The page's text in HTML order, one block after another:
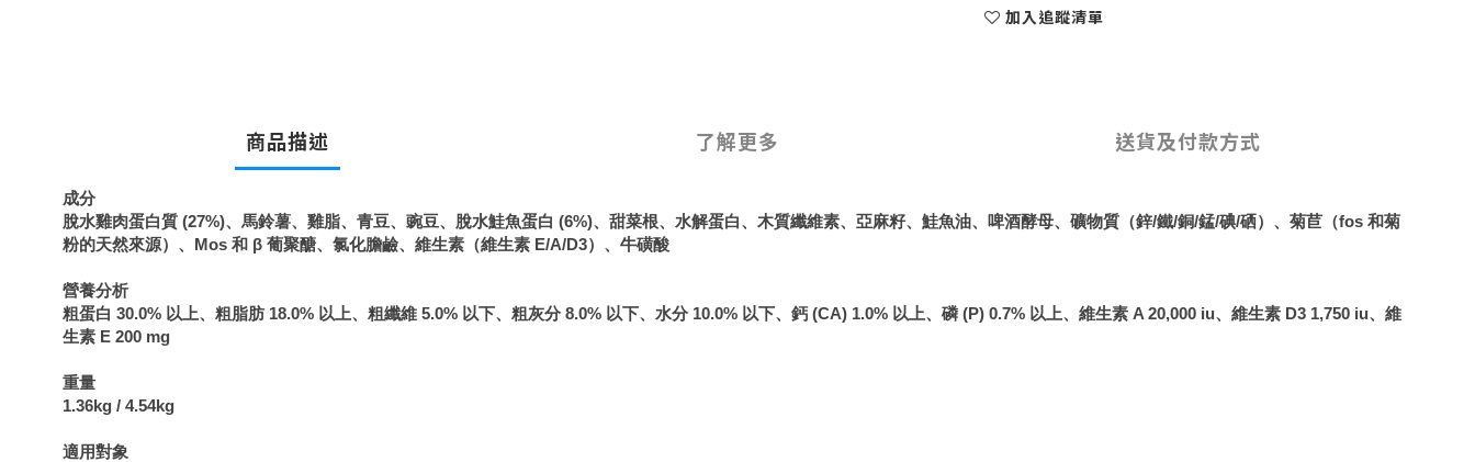
加入追蹤清單
商品描述 了解更多 送貨及付款方式
成分
脫水雞肉蛋白質 (27%)、馬鈴薯、雞脂、青豆、豌豆、脫水鮭魚蛋白 (6%)、甜菜根、水解蛋白、木質纖維素、亞麻籽、鮭魚油、啤酒酵母、礦物質（鋅/鐵/銅/錳/碘/硒）、菊苣（fos 和菊
粉的天然來源）、Mos 和 β 葡聚醣、氯化膽鹼、維生素（維生素 E/A/D3）、牛磺酸
營養分析
粗蛋白 30.0% 以上、粗脂肪 18.0% 以上、粗纖維 5.0% 以下、粗灰分 8.0% 以下、水分 10.0% 以下、鈣 (CA) 1.0% 以上、磷 (P) 0.7% 以上、維生素 A 20,000 iu、維生素 D3 1,750 iu、維
生素 E 200 mg
重量
1.36kg / 4.54kg
適用對象